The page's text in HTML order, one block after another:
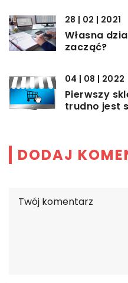
28 | 02 | 2021
Własna
zacząć?
04 | 08 | 2022
Pierwszy
trudno jest
DODAJ